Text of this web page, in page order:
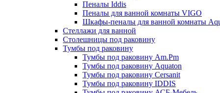
Пеналы Iddis
Пеналы для ванной комнаты VIGO
Шкафы-пеналы для ванной комнаты
Стеллажи для ванной
Столешницы под раковину
Тумбы под раковину
Тумбы под раковину Am.Pm
Тумбы под раковину Aquaton
Тумбы под раковину Cersanit
Тумбы под раковину IDDIS